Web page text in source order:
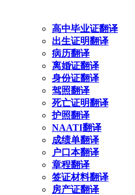
高中毕业证翻译
出生证明翻译
病历翻译
离婚证翻译
身份证翻译
驾照翻译
死亡证明翻译
护照翻译
NAATI翻译
成绩单翻译
户口本翻译
章程翻译
签证材料翻译
房产证翻译